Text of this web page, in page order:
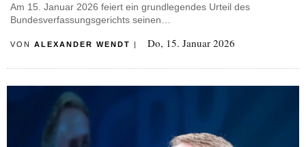
Am 15. Januar 2026 feiert ein grundlegendes Urteil des
Bundesverfassungsgerichts seinen…
VON ALEXANDER WENDT Do, 15. Januar 2026